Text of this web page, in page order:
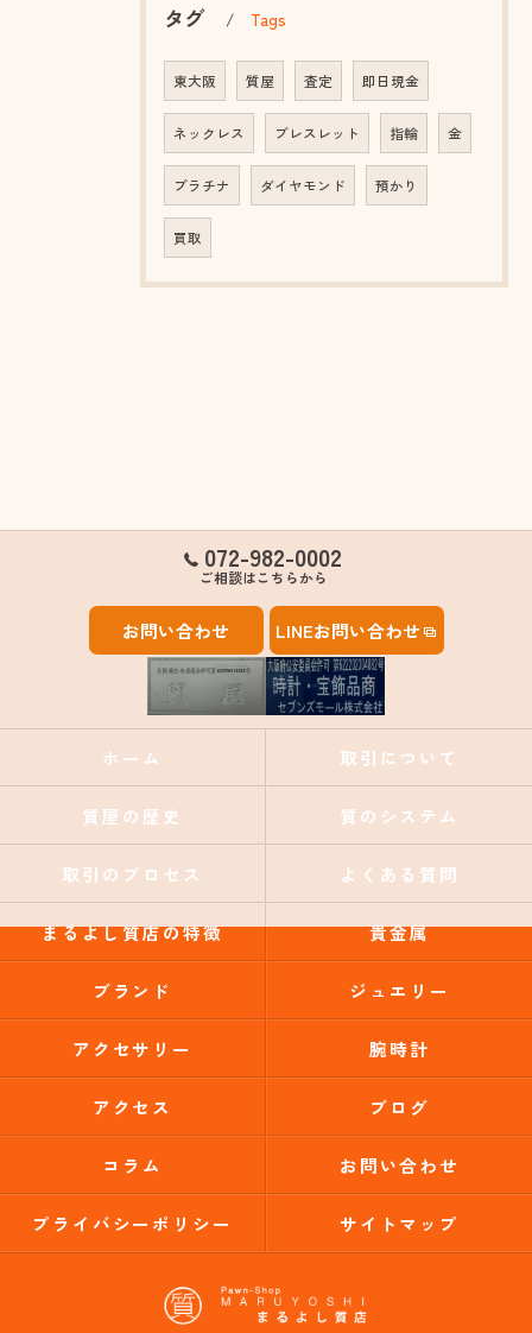
タグ Tags
東大阪 質屋 査定 即日現金
ネックレス ブレスレット 指輪 金
プラチナ ダイヤモンド 預かり
買取
072-982-0002
ご相談はこちらから
お問い合わせ LINEお問い合わせ
ホーム 取引について
質屋の歴史 質のシステム
取引のプロセス よくある質問
まるよし質店の特徴 貴金属
ブランド ジュエリー
アクセサリー 腕時計
アクセス ブログ
コラム お問い合わせ
プライバシーポリシー サイトマップ